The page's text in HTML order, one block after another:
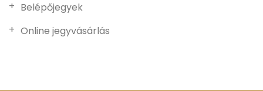
Belépőjegyek
Online jegyvásárlás